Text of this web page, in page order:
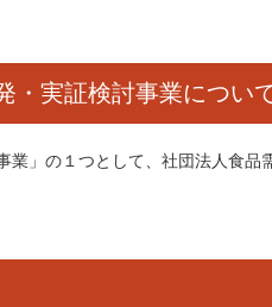
・実証検討事業につい
」の１つとして、社団法人食